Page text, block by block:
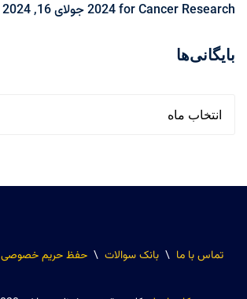
2024 for Cancer Researchجولای 16, 2024
بایگانی‌ها
تماس با ما \ بانک سوالات \ حفظ حریم خصوصی